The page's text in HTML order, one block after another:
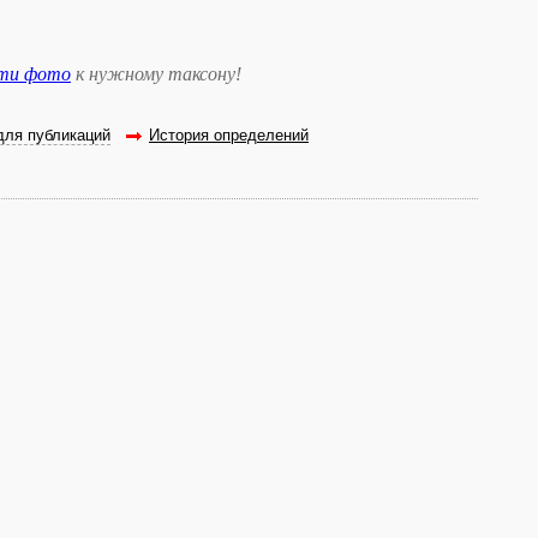
фото к нужному таксону!
публикаций История определений